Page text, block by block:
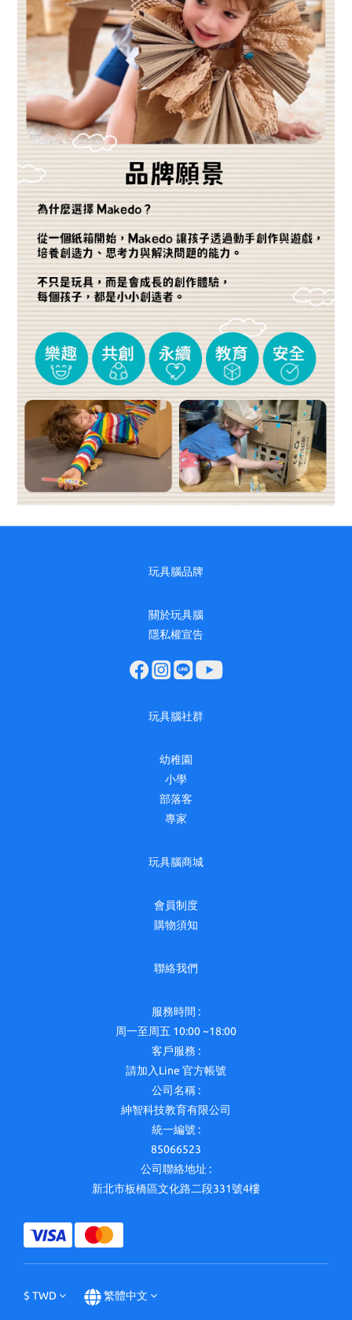
玩具腦品牌
關於玩具腦
隱私權宣告
玩具腦社群
幼稚園
小學
部落客
專家
玩具腦商城
會員制度
購物須知
聯絡我們
服務時間 :
周一至周五 10:00 ~18:00
客戶服務 :
請加入Line 官方帳號
公司名稱 :
紳智科技教育有限公司
統一編號 :
85066523
公司聯絡地址 :
新北市板橋區文化路二段331號4樓
$ TWD 繁體中文